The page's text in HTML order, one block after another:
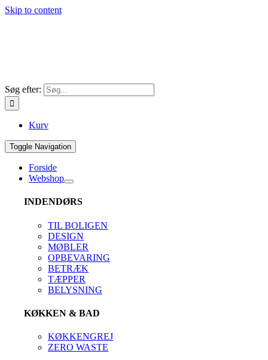
Skip to content
Søg efter:
Kurv
Toggle Navigation
Forside
Webshop
INDENDØRS
TIL BOLIGEN
DESIGN
MØBLER
OPBEVARING
BETRÆK
TÆPPER
BELYSNING
KØKKEN & BAD
KØKKENGREJ
ZERO WASTE